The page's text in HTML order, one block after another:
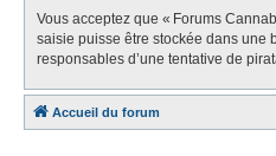
Vous acceptez que « Forums
saisie puisse être stockée dans une
responsables d’une tentative de
Accueil du forum